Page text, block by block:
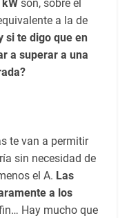
kWson, sobre el
a la de
si te digo que en
a superar a una
te van a permitir
sin necesidad de
el A. Las
a los
Hay mucho que